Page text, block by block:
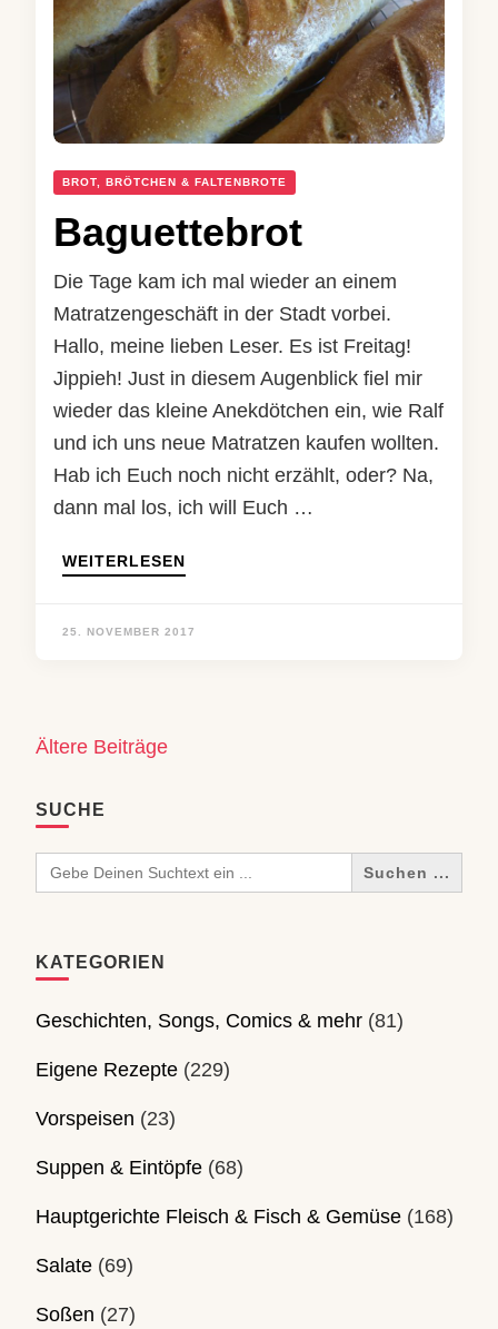
BROT, BRÖTCHEN & FALTENBROTE
Baguettebrot
Die Tage kam ich mal wieder an einem
Matratzengeschäft in der Stadt vorbei.
Hallo, meine lieben Leser. Es ist Freitag!
Jippieh! Just in diesem Augenblick fiel mir
wieder das kleine Anekdötchen ein, wie Ralf
und ich uns neue Matratzen kaufen wollten.
Hab ich Euch noch nicht erzählt, oder? Na,
dann mal los, ich will Euch …
WEITERLESEN
25. NOVEMBER 2017
Beitragsnavigation
Ältere Beiträge
SUCHE
Search
for:
KATEGORIEN
Geschichten, Songs, Comics & mehr (81)
Eigene Rezepte (229)
Vorspeisen (23)
Suppen & Eintöpfe (68)
Hauptgerichte Fleisch & Fisch & Gemüse (168)
Salate (69)
Soßen (27)